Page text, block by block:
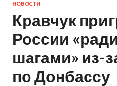
НОВОСТИ
Кравчук
России
шагами» из-
по Донбассу